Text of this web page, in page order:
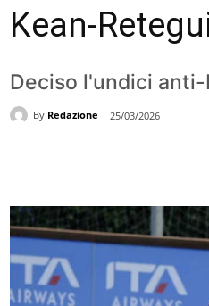
Kean-
Deciso l'undici
By Redazione 25/03/2026